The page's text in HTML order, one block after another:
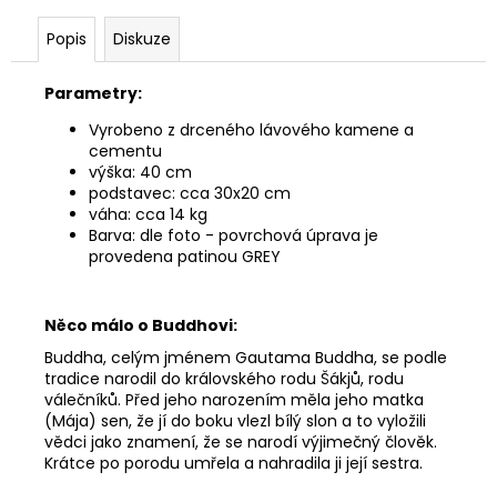
Popis Diskuze
Parametry:
Vyrobeno z drceného lávového kamene a
cementu
výška: 40 cm
podstavec: cca 30x20 cm
váha: cca 14 kg
Barva: dle foto - povrchová úprava je
provedena patinou GREY
Něco málo o Buddhovi:
Buddha, celým jménem Gautama Buddha, se podle
tradice narodil do královského rodu Šákjů, rodu
válečníků. Před jeho narozením měla jeho matka
(Mája) sen, že jí do boku vlezl bílý slon a to vyložili
vědci jako znamení, že se narodí výjimečný člověk.
Krátce po porodu umřela a nahradila ji její sestra.
PRŮMĚR
3CM
350
Kč